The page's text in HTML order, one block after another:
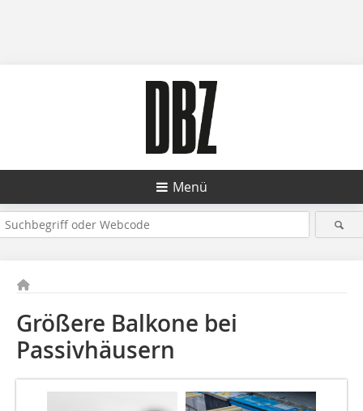
Menü
Größere Balkone bei
Passivhäusern